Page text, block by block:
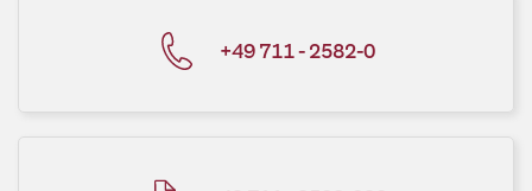
+49 711 - 2582-0